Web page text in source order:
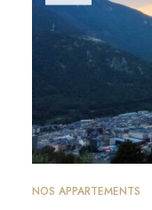
NOS APPARTEMENTS